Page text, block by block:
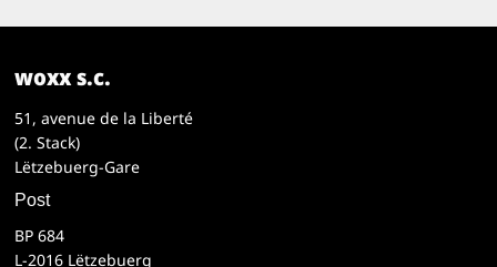
woxx s.c.
51, avenue de la Liberté
(2. Stack)
Lëtzebuerg-Gare
Post
BP 684
L-2016 Lëtzebuerg